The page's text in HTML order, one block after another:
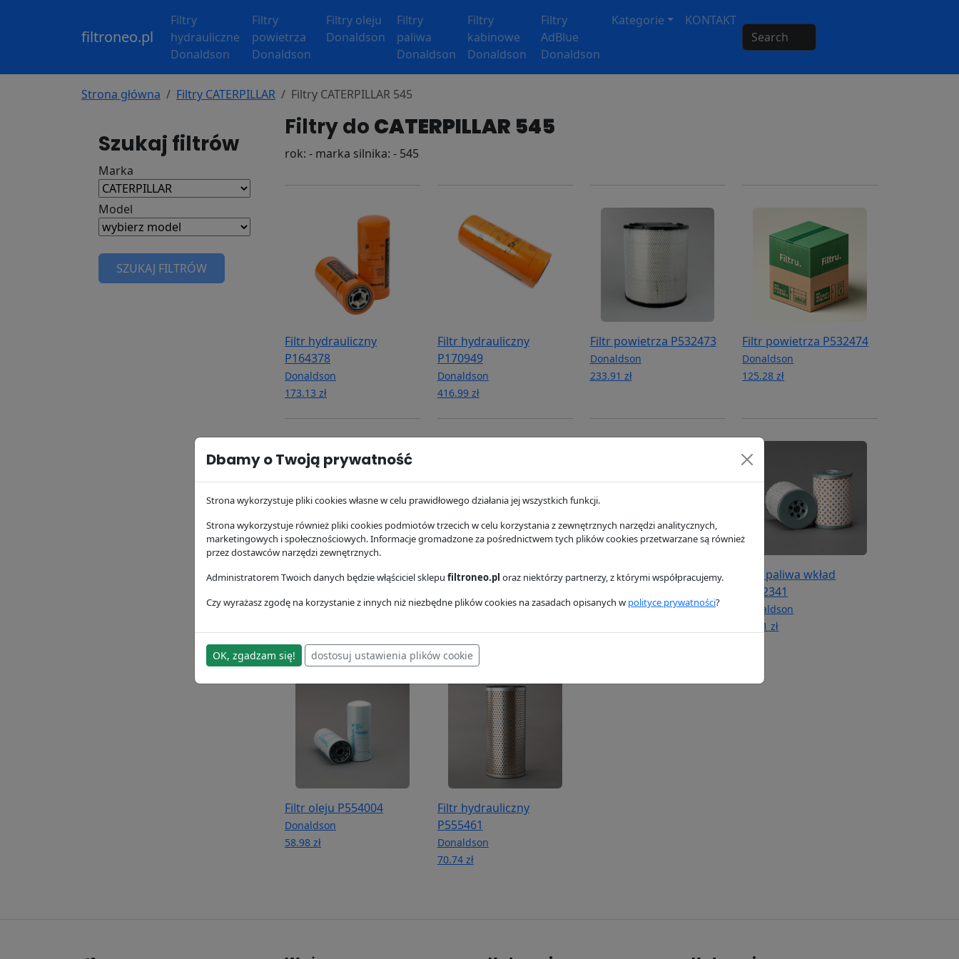
filtroneo.pl
Filtry
hydrauliczne
Donaldson
Filtry
powietrza
Donaldson
Filtry oleju
Donaldson
Filtry
paliwa
Donaldson
Filtry
kabinowe
Donaldson
Filtry
AdBlue
Donaldson
Kategorie
KONTAKT
Strona główna Filtry CATERPILLAR Filtry CATERPILLAR 545
Szukaj filtrów
Marka
Model
SZUKAJ FILTRÓW
Filtry do CATERPILLAR 545
rok: - marka silnika: - 545
Filtr hydrauliczny
P164378
Donaldson
173.13 zł
Filtr hydrauliczny
P170949
Donaldson
416.99 zł
Filtr powietrza P532473
Donaldson
233.91 zł
Filtr powietrza P532474
Donaldson
125.28 zł
Filtr hydrauliczny
Donaldson
Filtr paliwa P551313
49.45 zł
Filtr oleju P551807
67.51 zł
Filtr paliwa wkład
P552341
Donaldson
28.51 zł
Filtr oleju P554004
Donaldson
58.98 zł
Filtr hydrauliczny
P555461
Donaldson
70.74 zł
Dbamy o Twoją prywatność
Strona wykorzystuje pliki cookies własne w celu prawidłowego działania jej wszystkich funkcji.
Strona wykorzystuje również pliki cookies podmiotów trzecich w celu korzystania z zewnętrznych narzędzi analitycznych,
marketingowych i społecznościowych. Informacje gromadzone za pośrednictwem tych plików cookies przetwarzane są również
przez dostawców narzędzi zewnętrznych.
Administratorem Twoich danych będzie włąściciel sklepu filtroneo.pl oraz niektórzy partnerzy, z którymi współpracujemy.
Czy wyrażasz zgodę na korzystanie z innych niż niezbędne plików cookies na zasadach opisanych w polityce prywatności?
OK, zgadzam się! dostosuj ustawienia plików cookie